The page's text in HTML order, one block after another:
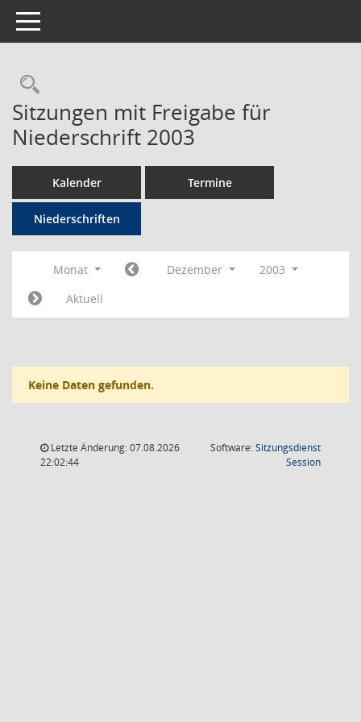
Toggle navigation
Rechercheauswahl
Sitzungen mit Freigabe für
Niederschrift 2003
Kalender Termine
Niederschriften
Monat Dezember
2003
Aktuell
Keine Daten gefunden.
Letzte Änderung: 07.08.2026
22:02:44
Software:Sitzungsdienst
Session(Wird in